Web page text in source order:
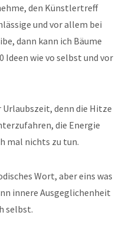
den Künstlertreff
und vor allem bei
dann kann ich Bäume
Ideen wie vo selbst und vor
denn die Hitze
die Energie
mal nichts zu tun.
Wort, aber eins was
innere Ausgeglichenheit
selbst.